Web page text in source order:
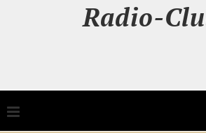
Radio-